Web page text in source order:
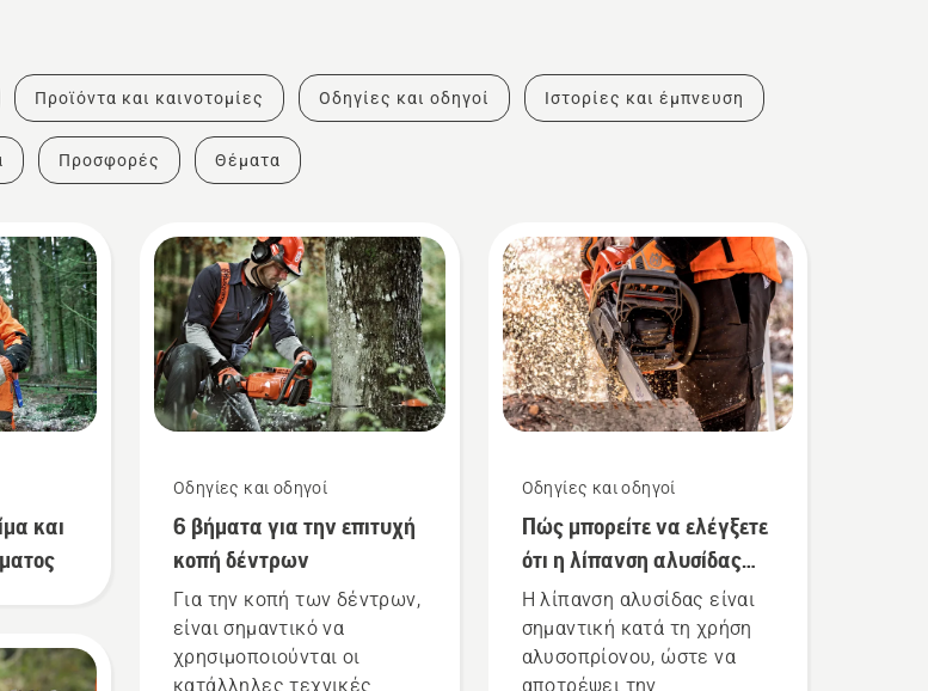
Προϊόντα και καινοτομίες Οδηγίες και οδηγοί Ιστορίες και έμπνευση
Προσφορές Θέματα
και
Οδηγίες και οδηγοί
6 βήματα για την επιτυχή
κοπή δέντρων
Για την κοπή των δέντρων,
είναι σημαντικό να
χρησιμοποιούνται οι
κατάλληλες τεχνικές
Οδηγίες και οδηγοί
Πώς μπορείτε να ελέγξετε
ότι η λίπανση αλυσίδας
λειτουργεί στο
αλυσοπρίονό σας
Η λίπανση αλυσίδας είναι
σημαντική κατά τη χρήση
αλυσοπρίονου, ώστε να
αποτρέψει την